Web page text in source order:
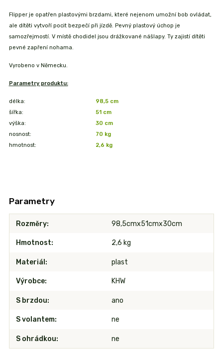
Flipper je opatřen plastovými brzdami, které nejenom umožní bob ovládat,
ale dítěti vytvoří pocit bezpečí při jízdě. Pevný plastový úchop je
samozřejmostí. V místě chodidel jsou drážkované nášlapy. Ty zajistí dítěti
pevné zapření nohama.
Vyrobeno v Německu.
Parametry produktu:
délka:
98,5 cm
šířka:
51 cm
výška:
30 cm
nosnost:
70 kg
hmotnost:
2,6 kg
Parametry
Rozměry 98,5cmx51cmx30cm
Hmotnost 2,6 kg
Materiál plast
Výrobce KHW
S brzdou ano
S volantem ne
S ohrádkou ne